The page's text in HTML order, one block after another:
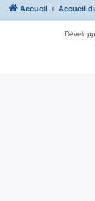
Accueil Accueil